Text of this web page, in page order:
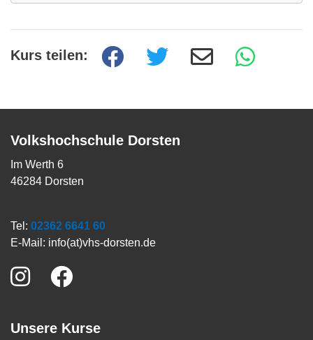
Kurs teilen:
Volkshochschule Dorsten
Im Werth 6
46284 Dorsten
Tel: 02362 6641 60
E-Mail: info(at)vhs-dorsten.de
Unsere Kurse